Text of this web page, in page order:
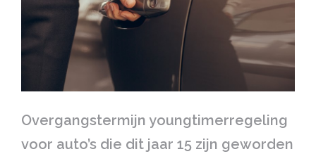
Overgangstermijn youngtimerregeling
voor auto’s die dit jaar 15 zijn geworden